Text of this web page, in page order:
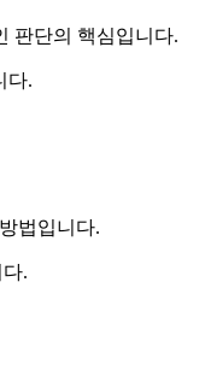
판단의 핵심입니다.
다.
법입니다.
.